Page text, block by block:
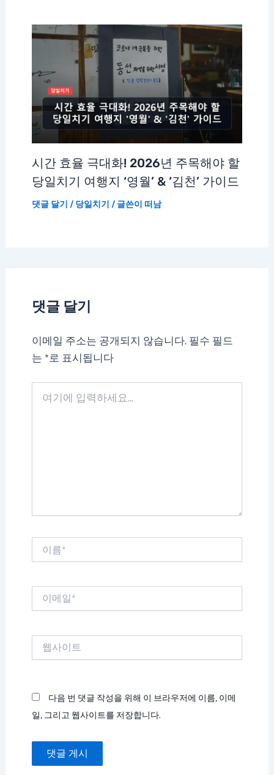
시간 효율 극대화! 2026년 주목해야 할
당일치기 여행지 ‘영월’ & ‘김천’ 가이드
댓글 달기 / 당일치기 / 글쓴이 떠남
댓글 달기
이메일 주소는 공개되지 않습니다. 필수 필드
는 *로 표시됩니다
다음 번 댓글 작성을 위해 이 브라우저에 이름, 이메
일, 그리고 웹사이트를 저장합니다.